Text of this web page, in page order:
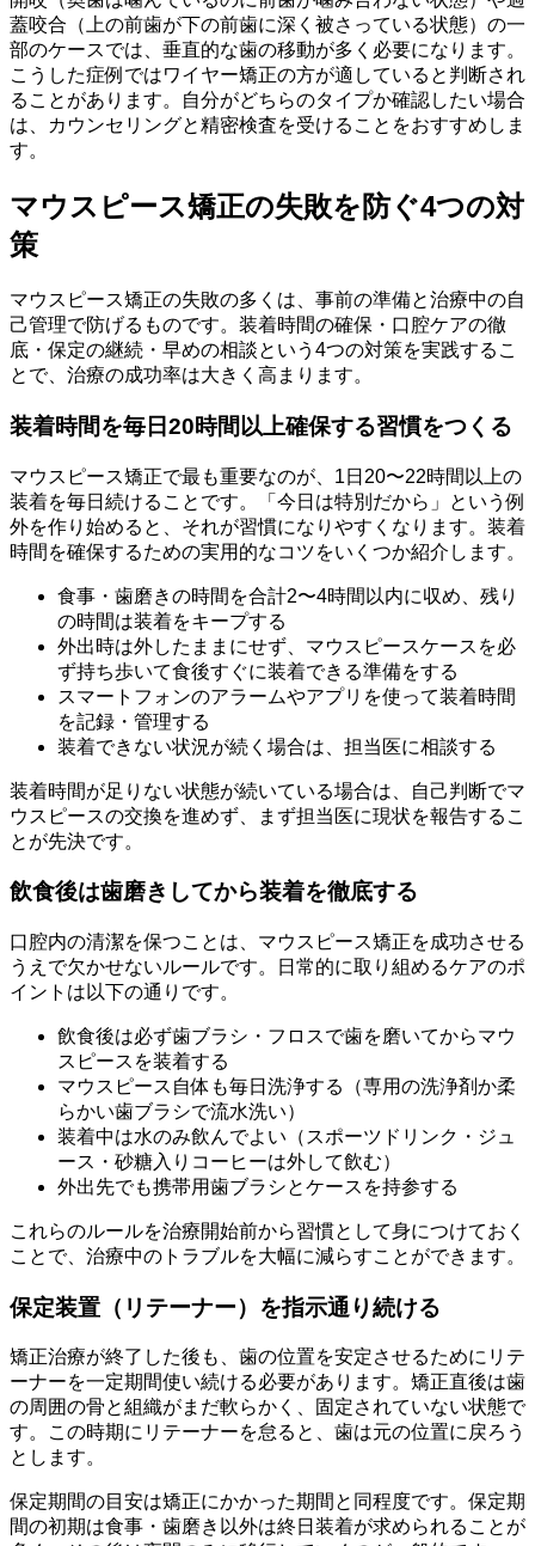
蓋咬合（上の前歯が下の前歯に深く被さっている状態）の一
部のケースでは、垂直的な歯の移動が多く必要になります。
こうした症例ではワイヤー矯正の方が適していると判断され
ることがあります。自分がどちらのタイプか確認したい場合
は、カウンセリングと精密検査を受けることをおすすめしま
す。
マウスピース矯正の失敗を防ぐ4つの対
策
マウスピース矯正の失敗の多くは、事前の準備と治療中の自
己管理で防げるものです。装着時間の確保・口腔ケアの徹
底・保定の継続・早めの相談という4つの対策を実践するこ
とで、治療の成功率は大きく高まります。
装着時間を毎日20時間以上確保する習慣をつくる
マウスピース矯正で最も重要なのが、1日20〜22時間以上の
装着を毎日続けることです。「今日は特別だから」という例
外を作り始めると、それが習慣になりやすくなります。装着
時間を確保するための実用的なコツをいくつか紹介します。
食事・歯磨きの時間を合計2〜4時間以内に収め、残り
の時間は装着をキープする
外出時は外したままにせず、マウスピースケースを必
ず持ち歩いて食後すぐに装着できる準備をする
スマートフォンのアラームやアプリを使って装着時間
を記録・管理する
装着できない状況が続く場合は、担当医に相談する
装着時間が足りない状態が続いている場合は、自己判断でマ
ウスピースの交換を進めず、まず担当医に現状を報告するこ
とが先決です。
飲食後は歯磨きしてから装着を徹底する
口腔内の清潔を保つことは、マウスピース矯正を成功させる
うえで欠かせないルールです。日常的に取り組めるケアのポ
イントは以下の通りです。
飲食後は必ず歯ブラシ・フロスで歯を磨いてからマウ
スピースを装着する
マウスピース自体も毎日洗浄する（専用の洗浄剤か柔
らかい歯ブラシで流水洗い）
装着中は水のみ飲んでよい（スポーツドリンク・ジュ
ース・砂糖入りコーヒーは外して飲む）
外出先でも携帯用歯ブラシとケースを持参する
これらのルールを治療開始前から習慣として身につけておく
ことで、治療中のトラブルを大幅に減らすことができます。
保定装置（リテーナー）を指示通り続ける
矯正治療が終了した後も、歯の位置を安定させるためにリテ
ーナーを一定期間使い続ける必要があります。矯正直後は歯
の周囲の骨と組織がまだ軟らかく、固定されていない状態で
す。この時期にリテーナーを怠ると、歯は元の位置に戻ろう
とします。
保定期間の目安は矯正にかかった期間と同程度です。保定期
間の初期は食事・歯磨き以外は終日装着が求められることが